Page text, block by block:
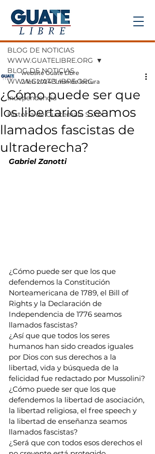
Entrada
BLOG DE NOTICIAS
WWW.GUATELIBRE.ORG
Independencia
Historia de Guatemala S. XIX
BLOG DE NOTICIAS
WWW.GUATELIBRE.ORG
¿Cómo puede ser que
los libertarios seamos
llamados fascistas de
ultraderecha?
website Guate Libre
2 feb 2024 3 min de lectura
Gabriel Zanotti
¿Cómo puede ser que los que
defendemos la Constitución
Norteamericana de 1789, el Bill of
Rights y la Declaración de
Independencia de 1776 seamos
llamados fascistas?
¿Así que que todos los seres
humanos han sido creados iguales
por Dios con sus derechos a la
libertad, vida y búsqueda de la
felicidad fue redactado por Mussolini?
¿Cómo puede ser que los que
defendemos la libertad de asociación,
la libertad religiosa, el free speech y
la libertad de enseñanza seamos
llamados fascistas?
¿Será que con todos esos derechos el